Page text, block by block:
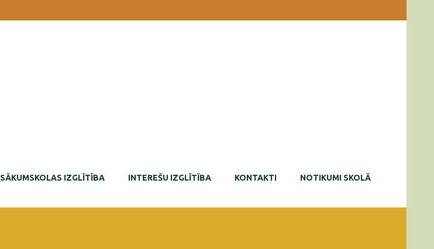
SĀKUMSKOLAS IZGLĪTĪBA INTEREŠU IZGLĪTĪBA KONTAKTI NOTIKUMI SKOLĀ